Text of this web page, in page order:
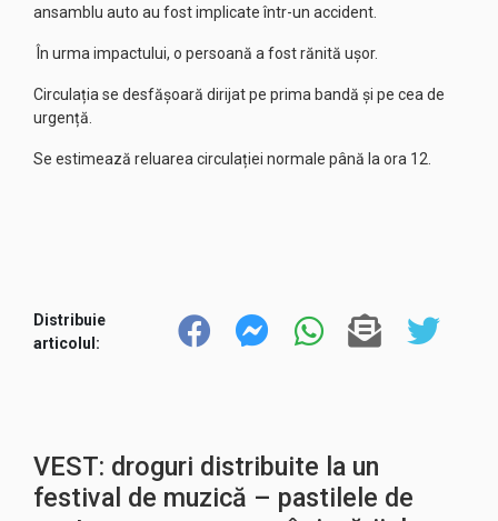
ansamblu auto au fost implicate într-un accident.
În urma impactului, o persoană a fost rănită ușor.
Circulația se desfășoară dirijat pe prima bandă și pe cea de
urgență.
Se estimează reluarea circulației normale până la ora 12.
Distribuie
articolul:
VEST: droguri distribuite la un
festival de muzică – pastilele de